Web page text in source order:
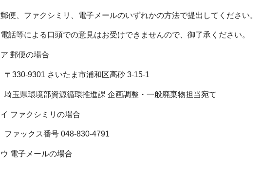
郵便、ファクシミリ、電子メールのいずれかの方法で提出してください。
電話等による口頭での意見はお受けできませんので、御了承ください。
ア 郵便の場合
〒330-9301 さいたま市浦和区高砂 3-15-1
埼玉県環境部資源循環推進課 企画調整・一般廃棄物担当宛て
イ ファクシミリの場合
ファックス番号 048-830-4791
ウ 電子メールの場合